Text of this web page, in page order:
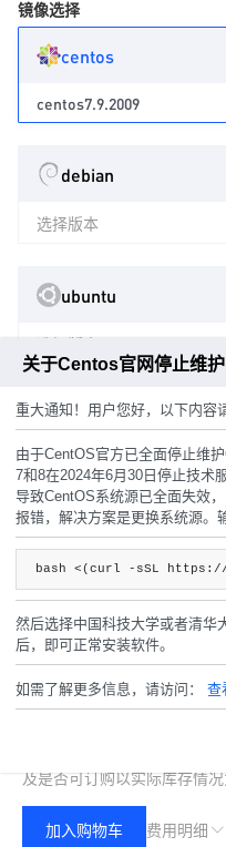
镜像选择
centos
centos7.9.2009
debian
选择版本
ubuntu
选择版本
主机密码
周期
月
季 年
30.00
注：以上是参考价格，具体
及是否可订购以实际库存情况
费用明细
加入购物车
关于Centos官网停止维
重大通知！用户您好，以下内容
由于CentOS官方已全面停止维
7和8在2024年6月30日停止技术
导致CentOS系统源已全面失效
报错，解决方案是更换系统源。
bash <(curl -sSL
然后选择中国科技大学或者清华
后，即可正常安装软件。
如需了解更多信息，请访问： 查